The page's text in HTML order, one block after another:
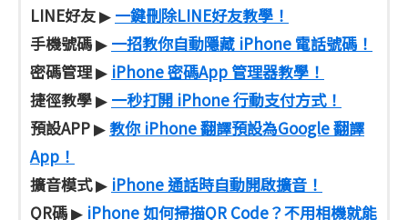
LINE好友▶ 一鍵刪除LINE好友教學！
手機號碼▶ 一招教你自動隱藏 iPhone 電話號碼！
密碼管理▶ iPhone 密碼App 管理器教學！
捷徑教學▶ 一秒打開 iPhone 行動支付方式！
預設APP▶教你 iPhone 翻譯預設為Google 翻譯
App！
擴音模式▶ iPhone 通話時自動開啟擴音！
QR碼▶ iPhone 如何掃描QR Code？不用相機就能